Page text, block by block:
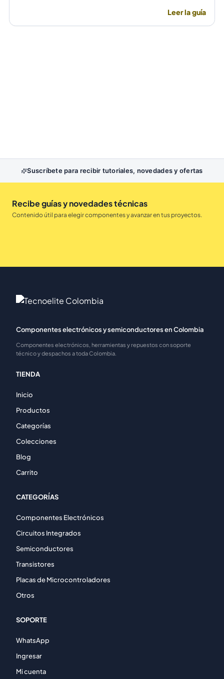
Leer la guía
Suscríbete para recibir tutoriales, novedades y ofertas
Recibe guías y novedades técnicas
Contenido útil para elegir componentes y avanzar en tus proyectos.
Componentes electrónicos y semiconductores en Colombia
Componentes electrónicos, herramientas y repuestos con soporte
técnico y despachos a toda Colombia.
TIENDA
Inicio
Productos
Categorías
Colecciones
Blog
Carrito
CATEGORÍAS
Componentes Electrónicos
Circuitos Integrados
Semiconductores
Transistores
Placas de Microcontroladores
Otros
SOPORTE
WhatsApp
Ingresar
Mi cuenta